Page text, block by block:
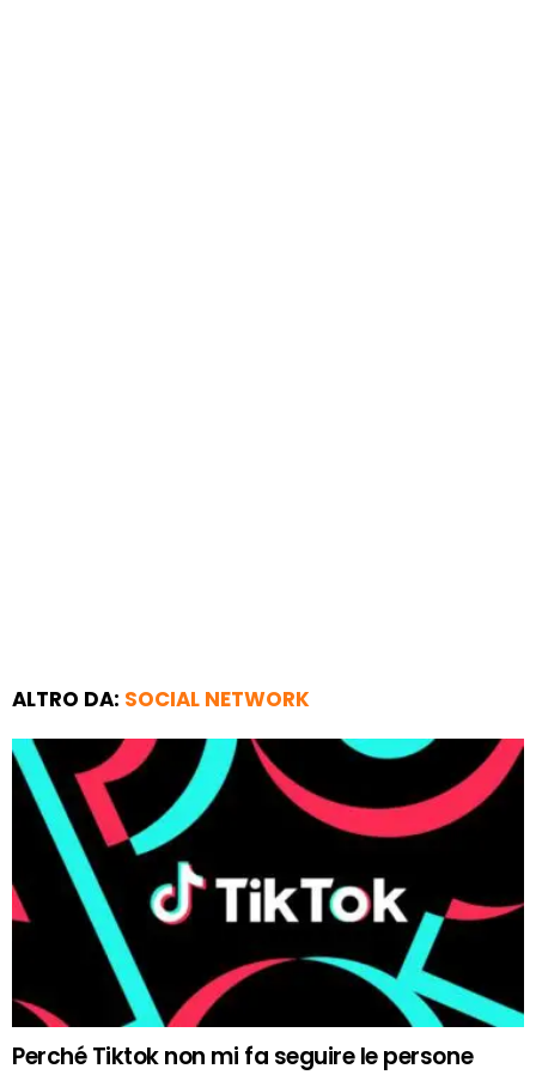
ALTRO DA: SOCIAL NETWORK
Perché Tiktok non mi fa seguire le persone